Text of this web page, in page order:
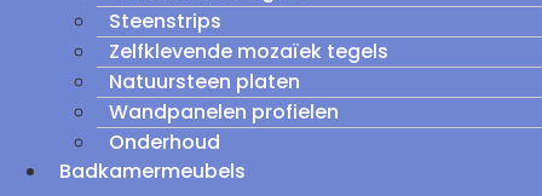
Steenstrips
Zelfklevende mozaïek tegels
Natuursteen platen
Wandpanelen profielen
Onderhoud
Badkamermeubels